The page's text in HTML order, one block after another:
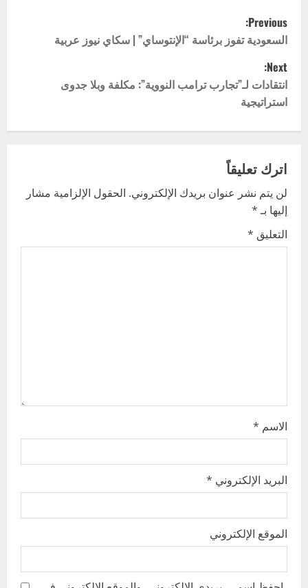
P
o
s
t
n
a
v
i
g
Previous:
السعودية تفوز برئاسة “الإنتوساي” | سكاي نيوز عربية
Next:
انتقادات لـ”تجارب ترامب النووية”: مكلفة وبلا جدوى
استراتيجية
اترك تعليقاً
لن يتم نشر عنوان بريدك الإلكتروني. الحقول الإلزامية مشار
إليها بـ*
التعليق *
الاسم *
البريد الإلكتروني *
الموقع الإلكتروني